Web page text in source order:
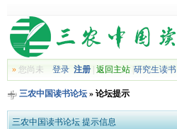
»您尚未 登录 注册| 返回主站| 研究生读书|
三农中国读书论坛» 论坛提示
三农中国读书论坛 提示信息